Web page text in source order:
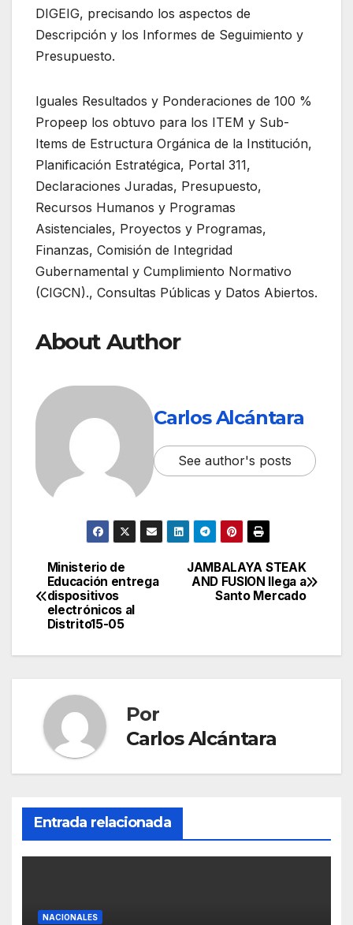
DIGEIG, precisando los aspectos de
Descripción y los Informes de Seguimiento y
Presupuesto.
Iguales Resultados y Ponderaciones de 100 %
Propeep los obtuvo para los ITEM y Sub-
Items de Estructura Orgánica de la Institución,
Planificación Estratégica, Portal 311,
Declaraciones Juradas, Presupuesto,
Recursos Humanos y Programas
Asistenciales, Proyectos y Programas,
Finanzas, Comisión de Integridad
Gubernamental y Cumplimiento Normativo
(CIGCN)., Consultas Públicas y Datos Abiertos.
About Author
Carlos Alcántara
See author's posts
Navegación
de
JAMBALAYA STEAK
AND FUSION llega a
Santo Mercado
Ministerio de
Educación entrega
dispositivos
electrónicos al
Distrito15-05
Por
Carlos Alcántara
Entrada relacionada
NACIONALES